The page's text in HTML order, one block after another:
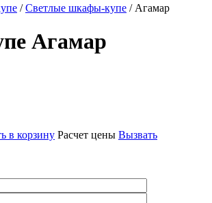
/Светлые шкафы-купе / Агамар
Агамар
в корзину Расчет цены Вызвать